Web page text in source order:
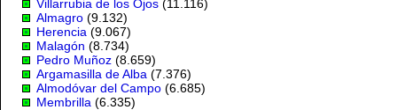
Villarrubia de los Ojos (11.116)
Almagro (9.132)
Herencia (9.067)
Malagón (8.734)
Pedro Muñoz (8.659)
Argamasilla de Alba (7.376)
Almodóvar del Campo (6.685)
Membrilla (6.335)